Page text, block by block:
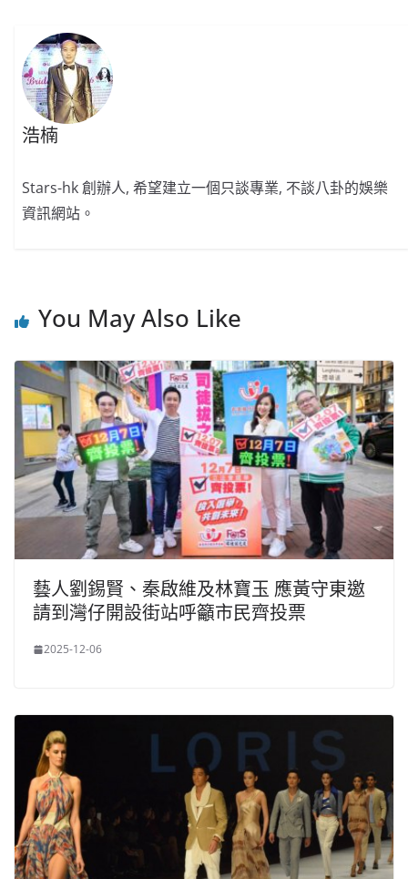
浩楠
Stars-hk 創辦人, 希望建立一個只談專業, 不談八卦的娛樂
資訊網站。
You May Also Like
藝人劉錫賢、秦啟維及林寶玉 應黃守東邀
請到灣仔開設街站呼籲市民齊投票
2025-12-06